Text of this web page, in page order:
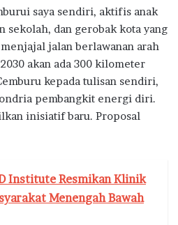
saya sendiri, aktifis anak
dan gerobak kota yang
jalan berlawanan arah
akan ada 300 kilometer
kepada tulisan sendiri,
pembangkit energi diri.
inisiatif baru. Proposal
Institute Resmikan Klinik
Menengah Bawah